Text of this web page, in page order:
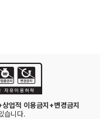
업적 이용금지+변경금지
습니다.